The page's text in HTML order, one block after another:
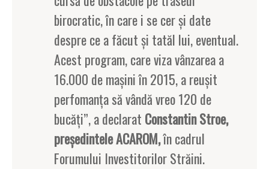
birocratic, în care i se cer şi date
despre ce a făcut şi tatăl lui, eventual.
Acest program, care viza vânzarea a
16.000 de maşini în 2015, a reuşit
perfomanţa să vândă vreo 120 de
bucăţi”, a declarat Constantin Stroe,
preşedintele ACAROM,în cadrul
Forumului Investitorilor Străini.